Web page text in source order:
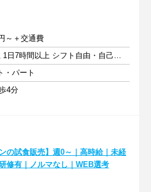
～＋交通費
週1日以上 1日7時間以上 シフト自由・自己申告
・パート
4分
ンの試食販売】週0～｜高時給｜未経
修有｜ノルマなし｜WEB選考